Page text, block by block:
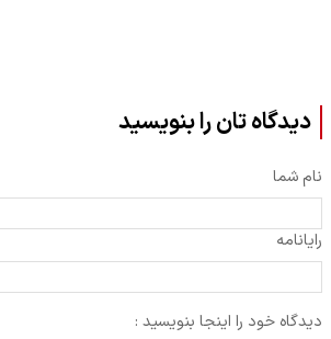
دیدگاه تان را بنویسید
نام شما
رایانامه
دیدگاه خود را اینجا بنویسید :